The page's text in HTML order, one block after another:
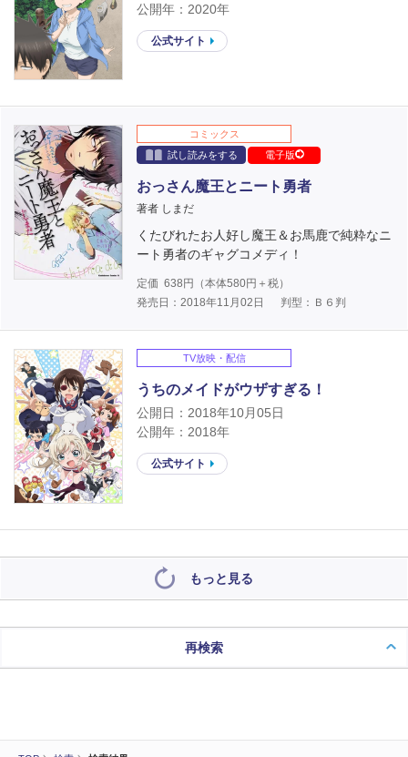
公開年：2020年
公式サイト
コミックス
試し読みをする
電子版
おっさん魔王とニート勇者
著者 しまだ
くたびれたお人好し魔王＆お馬鹿で純粋なニ
ート勇者のギャグコメディ！
定価 638 円（本体580円＋税）
発売日：2018年11月02日
判型：Ｂ６判
TV放映・配信
うちのメイドがウザすぎる！
公開日：2018年10月05日
公開年：2018年
公式サイト
もっと見る
再検索